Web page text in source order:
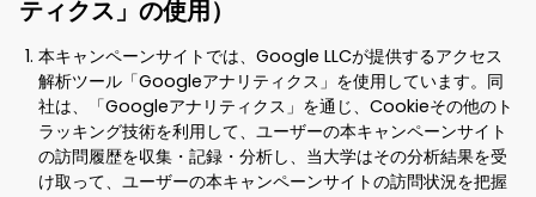
ティクス」の使用）
本キャンペーンサイトでは、Google LLCが提供するアクセス
解析ツール「Googleアナリティクス」を使用しています。同
社は、「Googleアナリティクス」を通じ、Cookieその他のト
ラッキング技術を利用して、ユーザーの本キャンペーンサイト
の訪問履歴を収集・記録・分析し、当大学はその分析結果を受
け取って、ユーザーの本キャンペーンサイトの訪問状況を把握